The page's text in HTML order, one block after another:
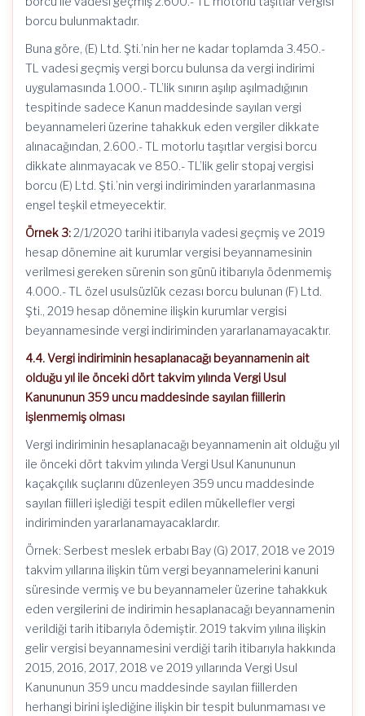
borcu bulunmaktadır.
Buna göre, (E) Ltd. Şti.’nin her ne kadar toplamda 3.450.-
TL vadesi geçmiş vergi borcu bulunsa da vergi indirimi
uygulamasında 1.000.- TL’lik sınırın aşılıp aşılmadığının
tespitinde sadece Kanun maddesinde sayılan vergi
beyannameleri üzerine tahakkuk eden vergiler dikkate
alınacağından, 2.600.- TL motorlu taşıtlar vergisi borcu
dikkate alınmayacak ve 850.- TL’lik gelir stopaj vergisi
borcu (E) Ltd. Şti.’nin vergi indiriminden yararlanmasına
engel teşkil etmeyecektir.
Örnek 3:2/1/2020 tarihi itibarıyla vadesi geçmiş ve 2019
hesap dönemine ait kurumlar vergisi beyannamesinin
verilmesi gereken sürenin son günü itibarıyla ödenmemiş
4.000.- TL özel usulsüzlük cezası borcu bulunan (F) Ltd.
Şti., 2019 hesap dönemine ilişkin kurumlar vergisi
beyannamesinde vergi indiriminden yararlanamayacaktır.
4.4. Vergi indiriminin hesaplanacağı beyannamenin ait
olduğu yıl ile önceki dört takvim yılında Vergi Usul
Kanununun 359 uncu maddesinde sayılan fiillerin
işlenmemiş olması
Vergi indiriminin hesaplanacağı beyannamenin ait olduğu yıl
ile önceki dört takvim yılında Vergi Usul Kanununun
kaçakçılık suçlarını düzenleyen 359 uncu maddesinde
sayılan fiilleri işlediği tespit edilen mükellefler vergi
indiriminden yararlanamayacaklardır.
Örnek: Serbest meslek erbabı Bay (G) 2017, 2018 ve 2019
takvim yıllarına ilişkin tüm vergi beyannamelerini kanuni
süresinde vermiş ve bu beyannameler üzerine tahakkuk
eden vergilerini de indirimin hesaplanacağı beyannamenin
verildiği tarih itibarıyla ödemiştir. 2019 takvim yılına ilişkin
gelir vergisi beyannamesini verdiği tarih itibarıyla hakkında
2015, 2016, 2017, 2018 ve 2019 yıllarında Vergi Usul
Kanununun 359 uncu maddesinde sayılan fiillerden
herhangi birini işlediğine ilişkin bir tespit bulunmaması ve